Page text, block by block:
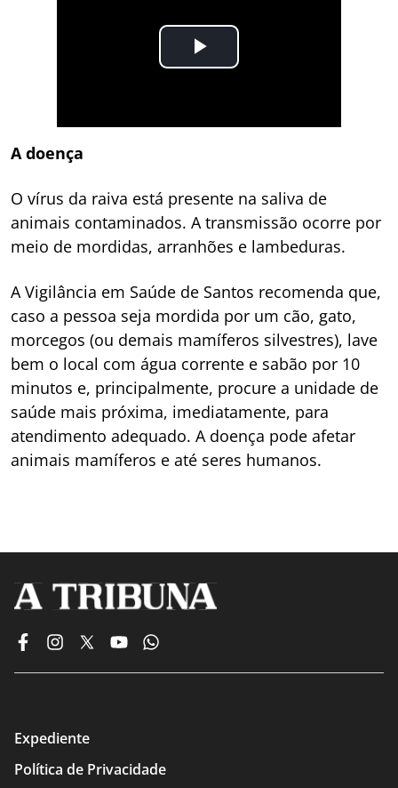
A doença
O vírus da raiva está presente na saliva de
animais contaminados. A transmissão ocorre por
meio de mordidas, arranhões e lambeduras.
A Vigilância em Saúde de Santos recomenda que,
caso a pessoa seja mordida por um cão, gato,
morcegos (ou demais mamíferos silvestres), lave
bem o local com água corrente e sabão por 10
minutos e, principalmente, procure a unidade de
saúde mais próxima, imediatamente, para
atendimento adequado. A doença pode afetar
animais mamíferos e até seres humanos.
Expediente
Política de Privacidade